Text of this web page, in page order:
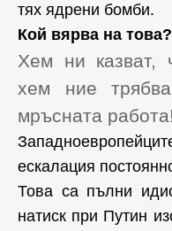
тях ядрени бомби.
Кой вярва на
Хем ни казват,
хем ние
мръсната работа!
ескалация
Това са пълни
натиск при Путин